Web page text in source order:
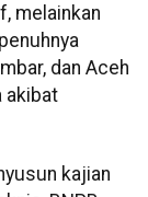
melainkan
dan Aceh
akibat
kajian